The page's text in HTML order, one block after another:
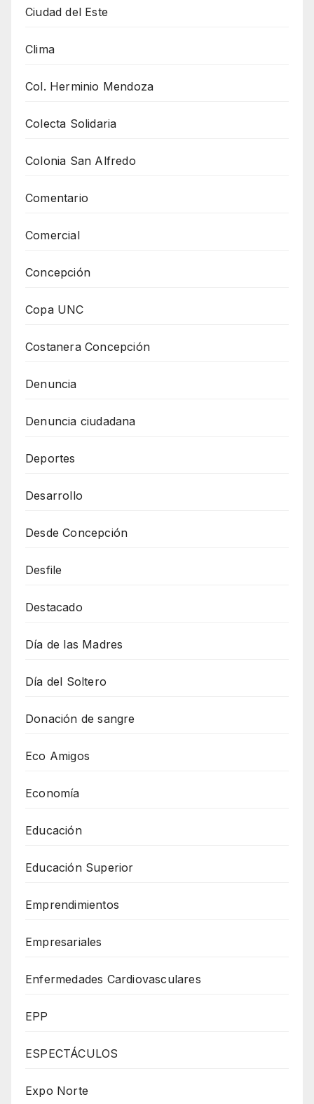
Ciudad del Este
Clima
Col. Herminio Mendoza
Colecta Solidaria
Colonia San Alfredo
Comentario
Comercial
Concepción
Copa UNC
Costanera Concepción
Denuncia
Denuncia ciudadana
Deportes
Desarrollo
Desde Concepción
Desfile
Destacado
Día de las Madres
Día del Soltero
Donación de sangre
Eco Amigos
Economía
Educación
Educación Superior
Emprendimientos
Empresariales
Enfermedades Cardiovasculares
EPP
ESPECTÁCULOS
Expo Norte